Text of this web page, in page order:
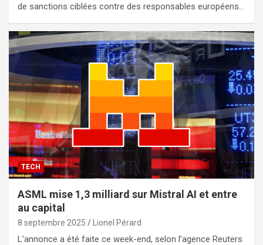
de sanctions ciblées contre des responsables européens…
TECH
ASML mise 1,3 milliard sur Mistral AI et entre
au capital
8 septembre 2025 Lionel Pérard
L’annonce a été faite ce week-end, selon l’agence Reuters